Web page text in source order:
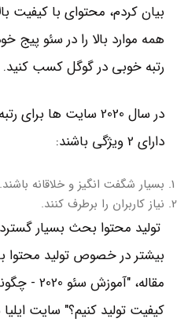
بیان کردم، محتوای با کیفیت
همه موارد بالا را در سئو پیج
رتبه خوبی در گوگل کسب کنید.
در سال 2020 سایت ها
دارای 2 ویژگی باشند:
بسیار شگفت انگیز و خلاقانه باشند.
نیاز کاربران را برطرف کنند.
تولید محتوا بحث بسیار
بیشتر در خصوص تولید محتوا
مقاله،
کیفیت تولید کنیم؟" سایت